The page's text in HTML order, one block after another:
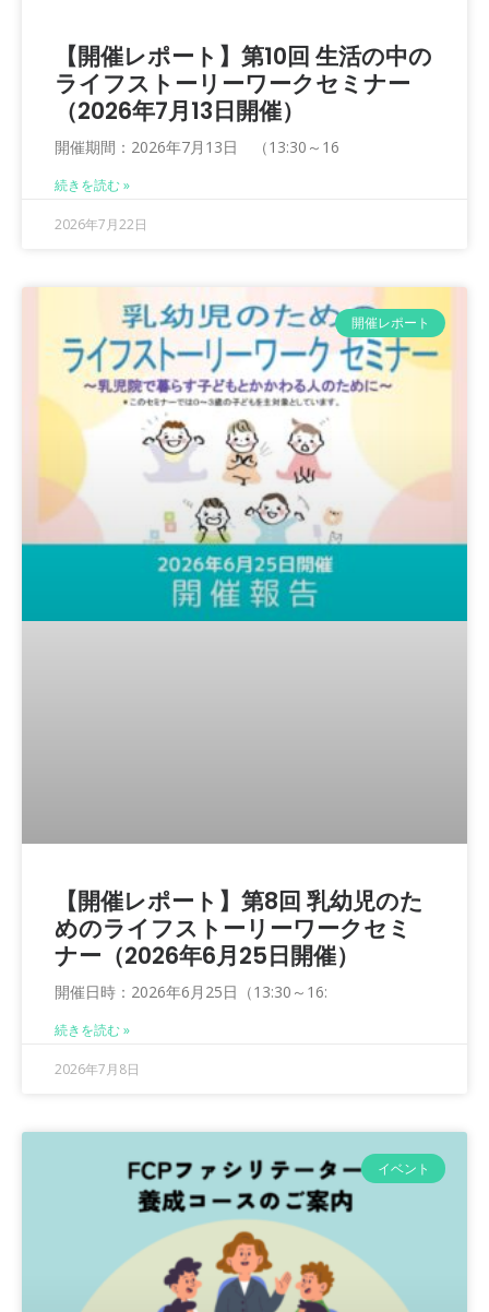
【開催レポート】第10回 生活の中の
ライフストーリーワークセミナー
（2026年7月13日開催）
開催期間：2026年7月13日 （13:30～16
続きを読む »
2026年7月22日
開催レポート
【開催レポート】第8回 乳幼児のた
めのライフストーリーワークセミ
ナー（2026年6月25日開催）
開催日時：2026年6月25日（13:30～16:
続きを読む »
2026年7月8日
イベント